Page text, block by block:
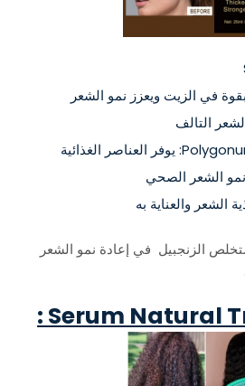
في الزيت ويعزز نمو الشعر
التالف
مستخلص Polygonum multiflorum: يوفر العناصر الغذائية
نمو الشعر الصحي
الشعر والعناية به
الزنجبيل في إعادة نمو الشعر